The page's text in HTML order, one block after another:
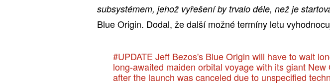
subsystémem, jehož vyřešení by trvalo déle, než je
Blue Origin. Dodal, že další možné termíny letu
#UPDATE Jeff Bezos's Blue Origin will have to wait
long-awaited maiden orbital voyage with its giant New
after the launch was canceled due to unspecified